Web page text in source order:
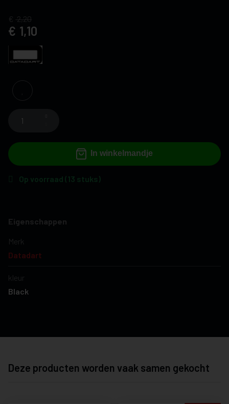
2,20
1,10
In winkelmandje
Op voorraad (13 stuks)
Eigenschappen
Merk
Datadart
kleur
Black
Deze producten worden vaak samen gekocht